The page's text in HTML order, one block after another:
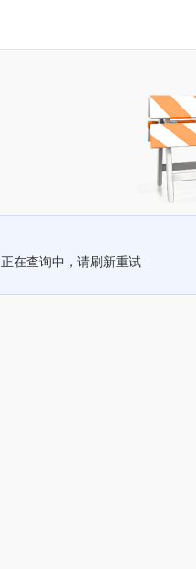
正在查询中，请刷新重试